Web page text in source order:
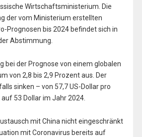
Wirtschaftsministerium. Die
der vom Ministerium erstellten
Prognosen bis 2024 befindet sich in
Abstimmung.
bei der Prognose von einem globalen
von 2,8 bis 2,9 Prozent aus. Der
sinken – von 57,7 US-Dollar pro
53 Dollar im Jahr 2024.
mit China nicht eingeschränkt
mit Coronavirus bereits auf